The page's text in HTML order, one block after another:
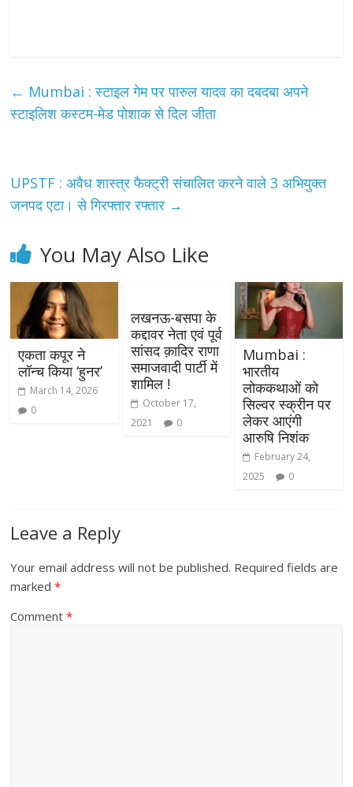
← Mumbai : स्टाइल गेम पर पारुल यादव का दबदबा अपने
स्टाइलिश कस्टम-मेड पोशाक से दिल जीता
UPSTF : अवैध शास्त्र फैक्ट्री संचालित करने वाले 3 अभियुक्त
जनपद एटा। से गिरफ्तार रफ्तार →
You May Also Like
एकता कपूर ने
लॉन्च किया ‘हुनर’
March 14, 2026
0
लखनऊ-बसपा के
कद्दावर नेता एवं पूर्व
सांसद क़ादिर राणा
समाजवादी पार्टी में
शामिल !
October 17,
2021
0
Mumbai :
भारतीय
लोककथाओं को
सिल्वर स्क्रीन पर
लेकर आएंगी
आरुषि निशंक
February 24,
2025
0
Leave a Reply
Your email address will not be published. Required fields are
marked*
Comment*